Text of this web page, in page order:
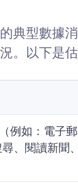
典型數據
。以下是
例如：電子郵
、閱讀新聞、